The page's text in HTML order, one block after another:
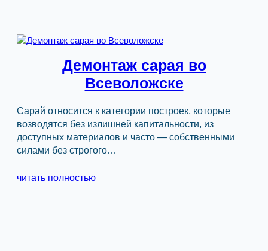
Демонтаж сарая во
Всеволожске
Сарай относится к категории построек, которые
возводятся без излишней капитальности, из
доступных материалов и часто — собственными
силами без строгого…
читать полностью